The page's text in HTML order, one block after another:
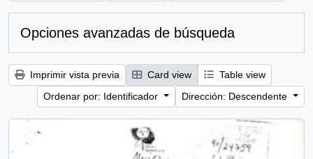
Opciones avanzadas de búsqueda
Imprimir vista previa Card view
Table view
Ordenar por: Identificador
Dirección: Descendente